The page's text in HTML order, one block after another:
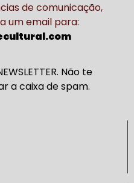
de comunicação,
um email para:
Não te
a caixa de spam.